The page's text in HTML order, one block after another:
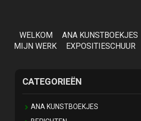
WELKOM ANA KUNSTBOEKJES
MIJN WERK
EXPOSITIESCHUUR
CATEGORIEËN
ANA KUNSTBOEKJES